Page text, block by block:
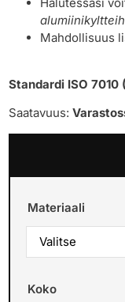
Halutessasi
Mahdollisuus
Standardi ISO 7010
Saatavuus:
Materiaali
Koko